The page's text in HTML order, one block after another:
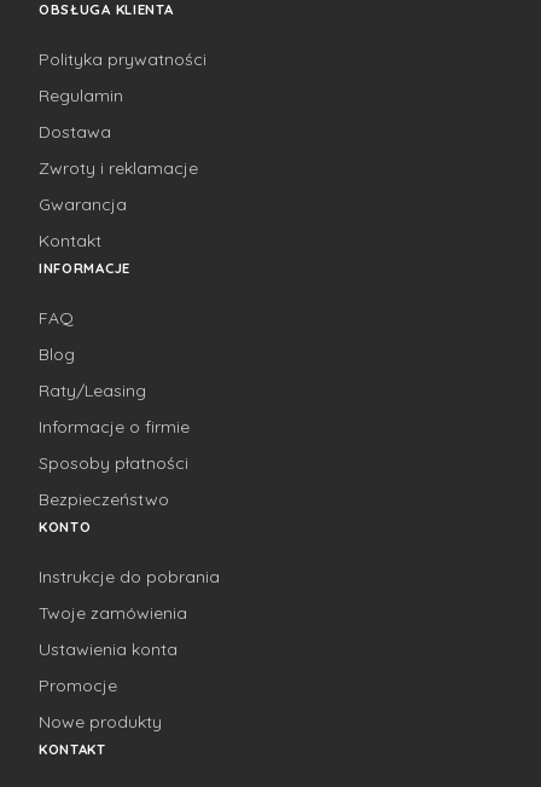
OBSŁUGA KLIENTA
Polityka prywatności
Regulamin
Dostawa
Zwroty i reklamacje
Gwarancja
Kontakt
INFORMACJE
FAQ
Blog
Raty/Leasing
Informacje o firmie
Sposoby płatności
Bezpieczeństwo
KONTO
Instrukcje do pobrania
Twoje zamówienia
Ustawienia konta
Promocje
Nowe produkty
KONTAKT